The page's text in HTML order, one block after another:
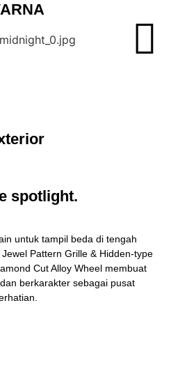
spotlight.
untuk tampil beda di tengah
Pattern Grille & Hidden-type
Cut Alloy Wheel membuat
berkarakter sebagai pusat